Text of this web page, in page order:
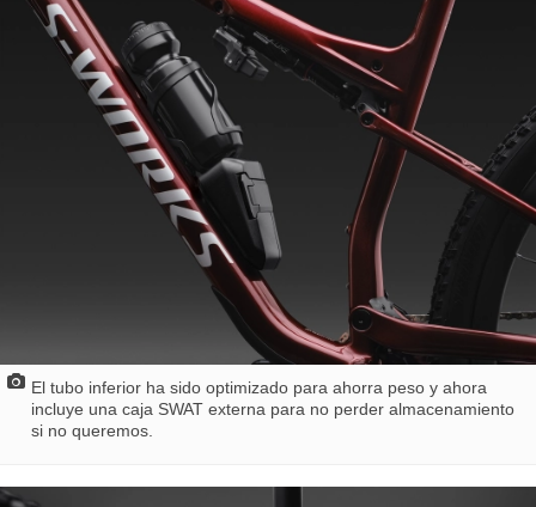
El tubo inferior ha sido optimizado para ahorra peso y ahora
incluye una caja SWAT externa para no perder almacenamiento
si no queremos.